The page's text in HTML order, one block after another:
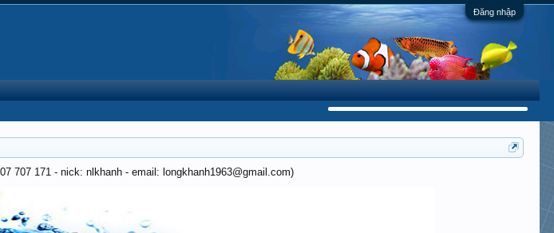
Đăng nhập
707 171 - nick: nlkhanh - email: longkhanh1963@gmail.com)